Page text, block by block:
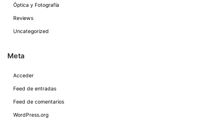
Óptica y Fotografía
Reviews
Uncategorized
Meta
Acceder
Feed de entradas
Feed de comentarios
WordPress.org